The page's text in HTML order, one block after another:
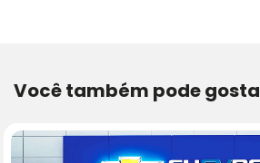
Você também pode